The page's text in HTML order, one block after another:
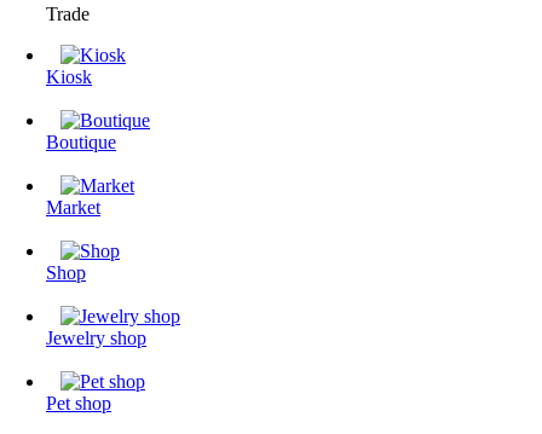
Trade
Kiosk
Boutique
Market
Shop
Jewelry shop
Pet shop